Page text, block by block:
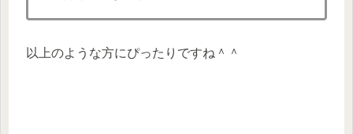
以上のような方にぴったりですね＾＾